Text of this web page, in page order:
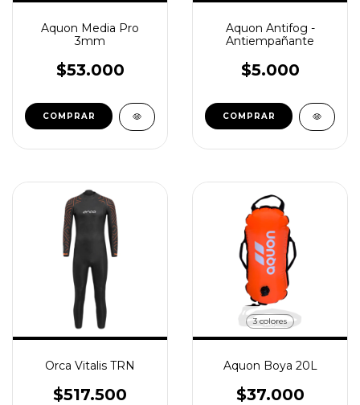
Aquon Media Pro
3mm
$53.000
COMPRAR
Aquon Antifog -
Antiempañante
$5.000
Orca Vitalis TRN
$517.500
3 colores
Aquon Boya 20L
$37.000